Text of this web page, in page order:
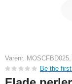
Varenr. MOSCFBD025,
Be the